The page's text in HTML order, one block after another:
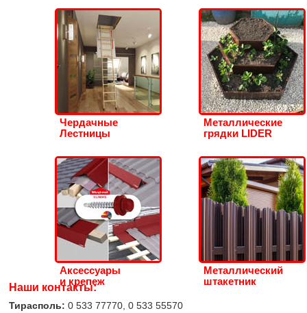
Чердачные
Лестницы
Металлические
грядки LIDER
Аксессуары
и крепеж
Металлический
штакетник
Наши контакты:
Тирасполь: 0 533 77770, 0 533 55570